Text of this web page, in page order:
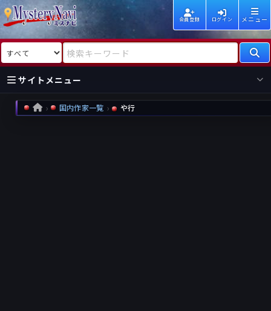
会員登録 ログイン メニュー
検索対象 検索キーワード
サイトメニュー
国内
海外
HOME 国内作家一覧 や行